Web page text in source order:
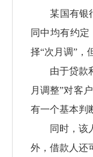
某国有银行
同中均有约
择“次月调”，
由于贷款利
月调整”对客
有一个基本判
同时，该人
外，借款人还